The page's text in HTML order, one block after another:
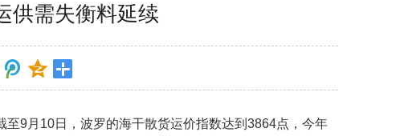
供需失衡料延续
9月10日，波罗的海干散货运价指数达到3864点，今年